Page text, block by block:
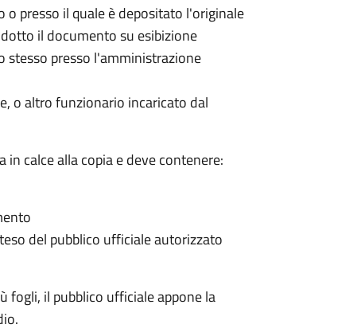
o presso il quale è depositato l'originale
il documento su esibizione
stesso presso l'amministrazione
o altro funzionario incaricato dal
calce alla copia e deve contenere:
del pubblico ufficiale autorizzato
fogli, il pubblico ufficiale appone la